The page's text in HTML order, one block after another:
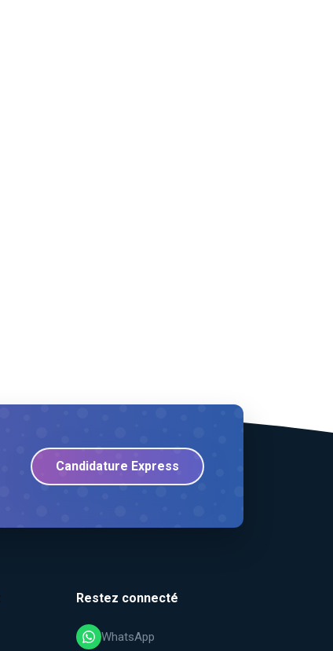
Candidature Express
Restez connecté
WhatsApp